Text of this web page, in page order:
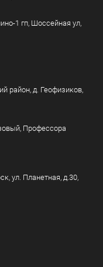
1 гп, Шоссейная ул,
район, д. Геофизиков,
Профессора
ул. Планетная, д.30,